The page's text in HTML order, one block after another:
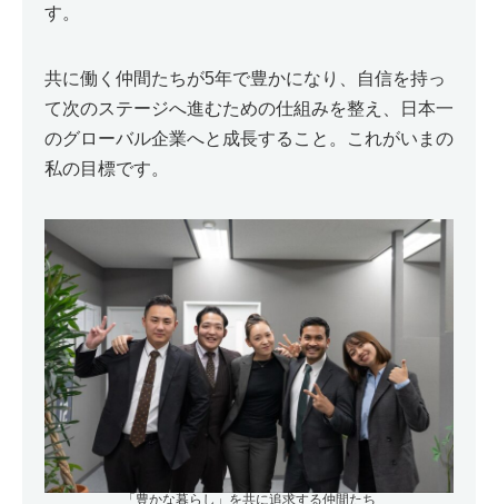
す。
共に働く仲間たちが5年で豊かになり、自信を持っ
て次のステージへ進むための仕組みを整え、日本一
のグローバル企業へと成長すること。これがいまの
私の目標です。
「豊かな暮らし」を共に追求する仲間たち